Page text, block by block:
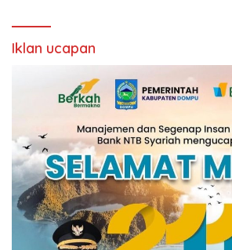
Iklan ucapan